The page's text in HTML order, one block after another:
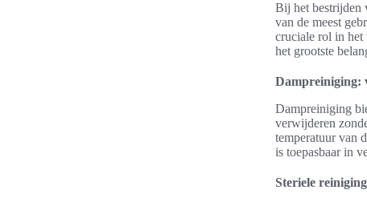
Bij het bestrijden
van de meest
cruciale rol in het
het grootste
Dampreiniging:
Dampreiniging
verwijderen
temperatuur van
is toepasbaar in
Steriele